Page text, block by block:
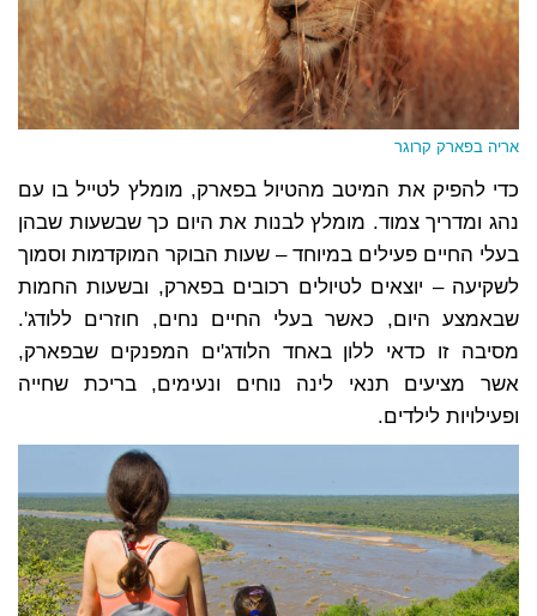
אריה בפארק קרוגר
כדי להפיק את המיטב מהטיול בפארק, מומלץ לטייל בו עם
נהג ומדריך צמוד. מומלץ לבנות את היום כך שבשעות שבהן
בעלי החיים פעילים במיוחד – שעות הבוקר המוקדמות וסמוך
לשקיעה – יוצאים לטיולים רכובים בפארק, ובשעות החמות
שבאמצע היום, כאשר בעלי החיים נחים, חוזרים ללודג'.
מסיבה זו כדאי ללון באחד הלודג'ים המפנקים שבפארק,
אשר מציעים תנאי לינה נוחים ונעימים, בריכת שחייה
ופעילויות לילדים.